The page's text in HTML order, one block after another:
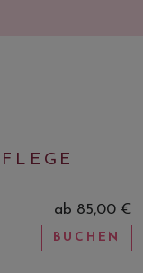
ab 85,00 €
BUCHEN